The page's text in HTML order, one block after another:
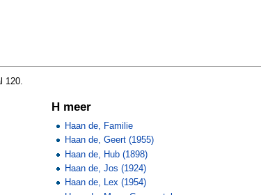
120.
H meer
Haan de, Familie
Haan de, Geert (1955)
Haan de, Hub (1898)
Haan de, Jos (1924)
Haan de, Lex (1954)